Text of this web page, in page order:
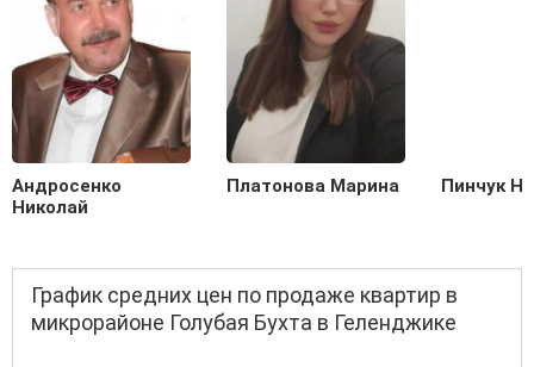
Андросенко
Николай
Платонова Марина Пинчук
График средних цен по продаже квартир в
микрорайоне Голубая Бухта в Геленджике